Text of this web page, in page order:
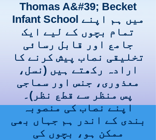
Thomas A&#39; Becket
Infant School میں ہم اپنے
تمام بچوں کے لیے ایک
جامع اور قابل رسائی
تخلیقی نصاب پیش کرنے کا
ارادہ رکھتے ہیں (نسل،
معذوری، جنس اور سماجی
پس منظر سے قطع نظر)۔
اپنے نصاب کی منصوبہ
بندی کے اندر ہم جہاں بھی
ممکن ہو، بچوں کی